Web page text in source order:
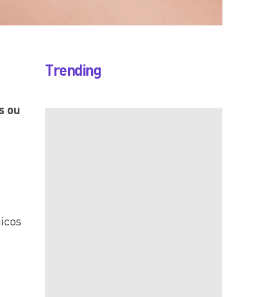
ou
Trending